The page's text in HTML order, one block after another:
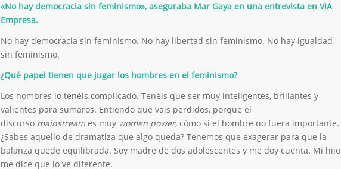
«No hay democracia sin feminismo», aseguraba Mar Gaya en una entrevista en VIA
Empresa.
No hay democracia sin feminismo. No hay libertad sin feminismo. No hay igualdad
sin feminismo.
¿Qué papel tienen que jugar los hombres en el feminismo?
Los hombres lo tenéis complicado. Tenéis que ser muy inteligentes, brillantes y
valientes para sumaros. Entiendo que vais perdidos, porque el
discurso mainstreames muy women power, cómo si el hombre no fuera importante.
¿Sabes aquello de dramatiza que algo queda? Tenemos que exagerar para que la
balanza quede equilibrada. Soy madre de dos adolescentes y me doy cuenta. Mi hijo
me dice que lo ve diferente.